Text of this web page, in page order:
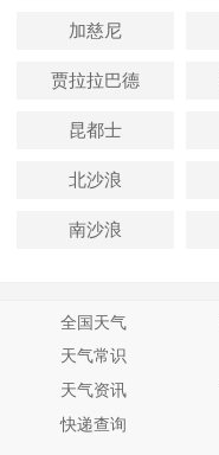
加慈尼
贾拉拉巴德
昆都士
北沙浪
南沙浪
全国天气
天气常识
天气资讯
快递查询